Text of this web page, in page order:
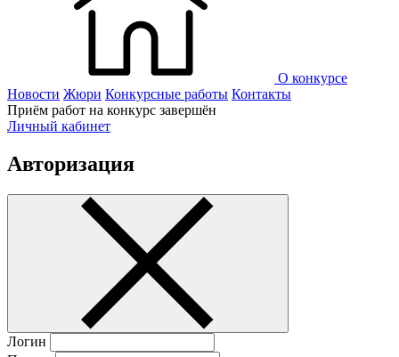
О конкурсе
Новости Жюри Конкурсные работы Контакты
Приём работ на конкурс завершён
Личный кабинет
Авторизация
Логин